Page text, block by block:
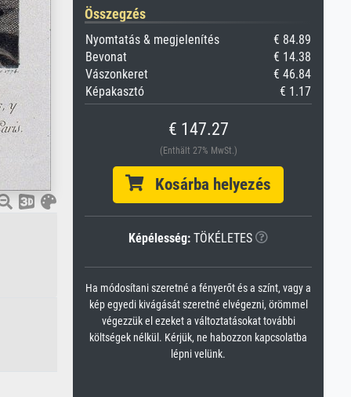
Összegzés
Nyomtatás & megjelenítés
€ 84.89
Bevonat
€ 14.38
Vászonkeret
€ 46.84
Képakasztó
€ 1.17
€ 147.27
(Enthält 27% MwSt.)
Kosárba helyezés
Képélesség: TÖKÉLETES
Ha módosítani szeretné a fényerőt és a színt, vagy a
kép egyedi kivágását szeretné elvégezni, örömmel
végezzük el ezeket a változtatásokat további
költségek nélkül. Kérjük, ne habozzon kapcsolatba
lépni velünk.